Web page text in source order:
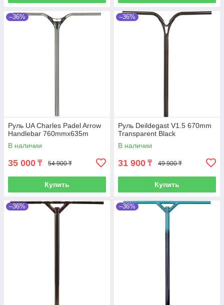
–36%
Руль UA Charles Padel Arrow
Handlebar 760mmx635m
В наличии
35 000 ₸ 54 900 ₸
Купить
–36%
Руль Deildegast V1.5 670mm
Transparent Black
В наличии
31 900 ₸ 49 900 ₸
Купить
–36% –36%